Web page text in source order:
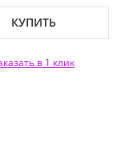
КУПИТЬ
в 1 клик